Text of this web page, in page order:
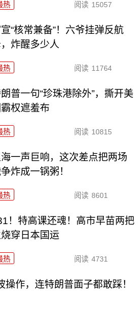
热 阅读 15057
“核常兼备”！六爷挂弹反航
炸醒多少人
热 阅读 11764
普一句“珍珠港除外”，撕开美
霸权遮羞布
热 阅读 10815
海一声巨响，这次差点把两场
炸成一锅粥！
热 阅读 8601
！特高课还魂！高市早苗两把
穿日本国运
热 阅读 4731
作，连特朗普面子都敢踩！